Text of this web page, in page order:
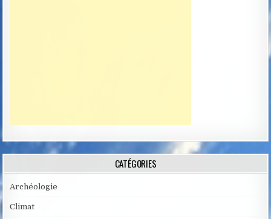
CATÉGORIES
Archéologie
Climat